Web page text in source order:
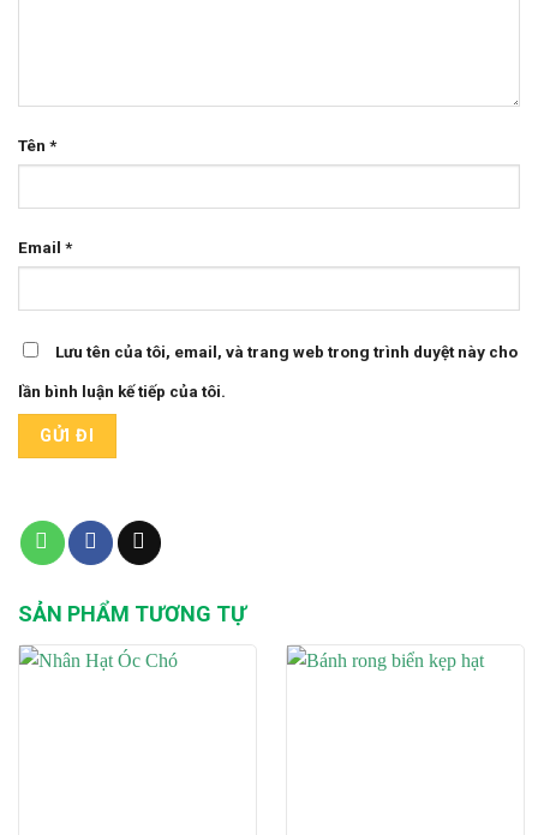
Tên *
Email *
Lưu tên của tôi, email, và trang web trong trình duyệt này cho
lần bình luận kế tiếp của tôi.
SẢN PHẨM TƯƠNG TỰ